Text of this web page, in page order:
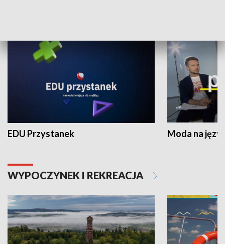
EDU Przystanek Moda na
WYPOCZYNEK I REKREACJA